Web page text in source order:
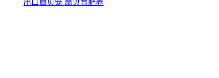
出口扇贝笼 扇贝育肥养